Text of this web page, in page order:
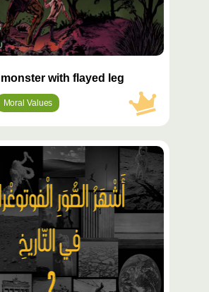
with flayed leg
Moral Values